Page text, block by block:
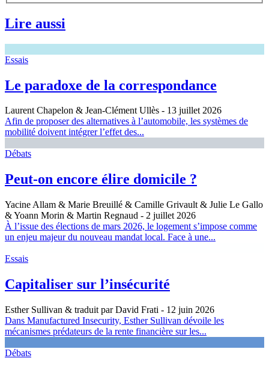
Lire aussi
Essais
Le paradoxe de la correspondance
Laurent Chapelon & Jean-Clément Ullès - 13 juillet 2026
Afin de proposer des alternatives à l’automobile, les systèmes de
mobilité doivent intégrer l’effet des...
Débats
Peut-on encore élire domicile ?
Yacine Allam & Marie Breuillé & Camille Grivault & Julie Le Gallo
& Yoann Morin & Martin Regnaud - 2 juillet 2026
À l’issue des élections de mars 2026, le logement s’impose comme
un enjeu majeur du nouveau mandat local. Face à une...
Essais
Capitaliser sur l’insécurité
Esther Sullivan & traduit par David Frati - 12 juin 2026
Dans Manufactured Insecurity, Esther Sullivan dévoile les
mécanismes prédateurs de la rente financière sur les...
Débats